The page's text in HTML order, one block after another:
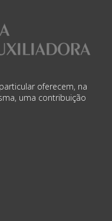
oferecem, na
uma contribuição